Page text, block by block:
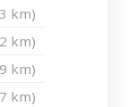
km)
km)
km)
km)